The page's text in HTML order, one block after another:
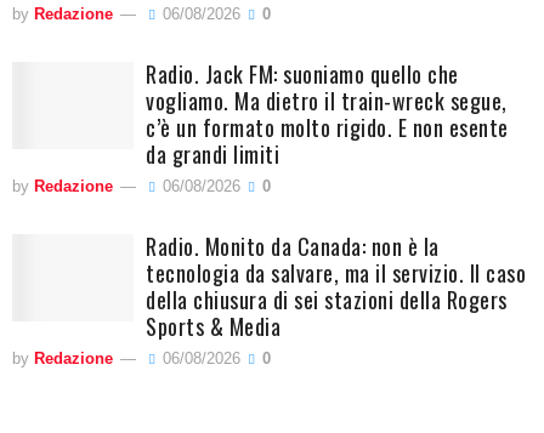
by Redazione 06/08/2026 0
Radio. Jack FM: suoniamo quello che
vogliamo. Ma dietro il train-wreck segue,
c’è un formato molto rigido. E non esente
da grandi limiti
by Redazione 06/08/2026 0
Radio. Monito da Canada: non è la
tecnologia da salvare, ma il servizio. Il caso
della chiusura di sei stazioni della Rogers
Sports & Media
by Redazione 06/08/2026 0